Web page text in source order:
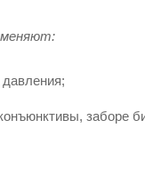
давления;
заборе